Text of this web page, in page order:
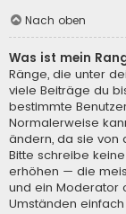
Nach oben
Was ist mein
Ränge, die unter
viele Beiträge du
bestimmte
Normalerweise
ändern, da sie von
Bitte schreibe
erhöhen — die
und ein Moderator
Umständen